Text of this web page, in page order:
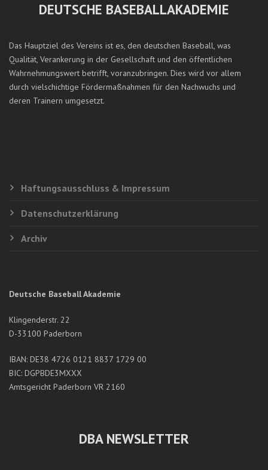
DEUTSCHE BASEBALLAKADEMIE
Das Hauptziel des Vereins ist es, den deutschen Baseball, was
Qualität, Verankerung in der Gesellschaft und den öffentlichen
Wahrnehmungswert betrifft, voranzubringen. Dies wird vor allem
durch vielschichtige Fördermaßnahmen für den Nachwuchs und
deren Trainern umgesetzt.
Haftungsausschluss & Impressum
Datenschutzerklärung
Archiv
Deutsche Baseball Akademie
Klingenderstr. 22
D-33100 Paderborn
IBAN: DE38 4726 0121 8837 1729 00
BIC: DGPBDE3MXXX
Amtsgericht Paderborn VR 2160
DBA NEWSLETTER